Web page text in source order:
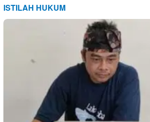
ISTILAH HUKUM